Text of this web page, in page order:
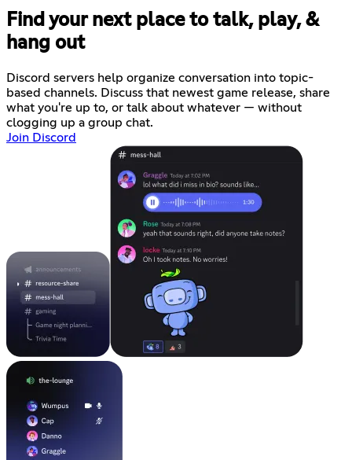
Find your next place to talk, play, &
hang out
Discord servers help organize conversation into topic-
based channels. Discuss that newest game release, share
what you're up to, or talk about whatever — without
clogging up a group chat.
Join Discord